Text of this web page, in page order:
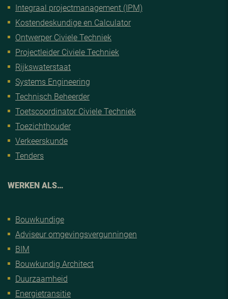
Integraal projectmanagement (IPM)
Kostendeskundige en Calculator
Ontwerper Civiele Techniek
Projectleider Civiele Techniek
Rijkswaterstaat
Systems Engineering
Technisch Beheerder
Toetscoordinator Civiele Techniek
Toezichthouder
Verkeerskunde
Tenders
WERKEN ALS…
Bouwkundige
Adviseur omgevingsvergunningen
BIM
Bouwkundig Architect
Duurzaamheid
Energietransitie